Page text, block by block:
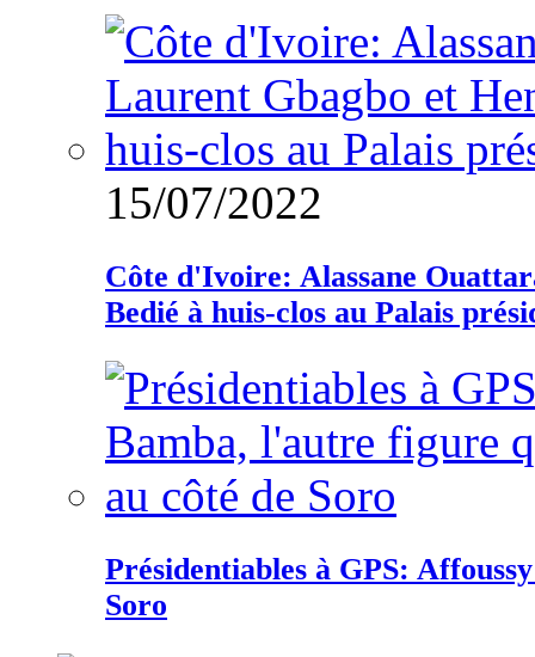
15/07/2022
Côte d'Ivoire: Alassane
Bedié à huis-clos au Palais
Présidentiables à GPS:
Soro